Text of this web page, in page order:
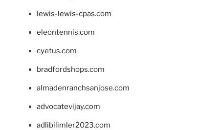
lewis-lewis-cpas.com
eleontennis.com
cyetus.com
bradfordshops.com
almadenranchsanjose.com
advocatevijay.com
adlibilimler2023.com